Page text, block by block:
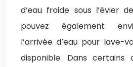
d’eau froide sous l’évier
pouvez également
l’arrivée d’eau pour lave-
disponible. Dans